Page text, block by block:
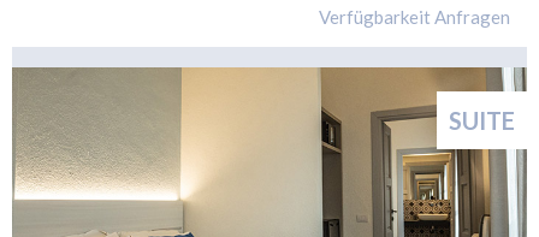
SUITE